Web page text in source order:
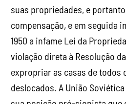
suas propriedades, e
compensação, e em seguida
1950 a infame Lei da
violação direta à Resolução
expropriar as casas de todos
deslocados. A União